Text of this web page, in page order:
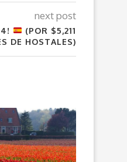
next post
(POR $5,211
DE HOSTALES)